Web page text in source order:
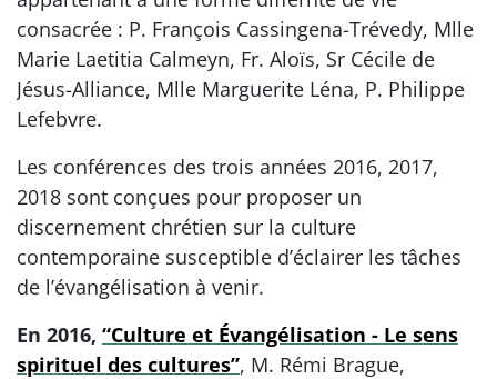
consacrée : P. François Cassingena-Trévedy, Mlle
Marie Laetitia Calmeyn, Fr. Aloïs, Sr Cécile de
Jésus-Alliance, Mlle Marguerite Léna, P. Philippe
Lefebvre.
Les conférences des trois années 2016, 2017,
2018 sont conçues pour proposer un
discernement chrétien sur la culture
contemporaine susceptible d’éclairer les tâches
de l’évangélisation à venir.
En 2016, “Culture et Évangélisation - Le sens
spirituel des cultures”, M. Rémi Brague,